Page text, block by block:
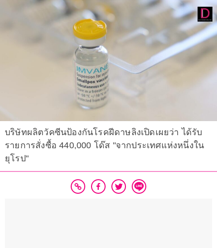
บริษัทผลิตวัคซีนป้องกันโรคฝีดาษลิงเปิดเผยว่า ได้รับ
รายการสั่งซื้อ 440,000 โด๊ส "จากประเทศแห่งหนึ่งใน
ยุโรป"